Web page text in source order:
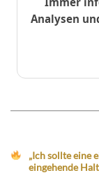
Analysen
„Ich sollte eine
eingehende